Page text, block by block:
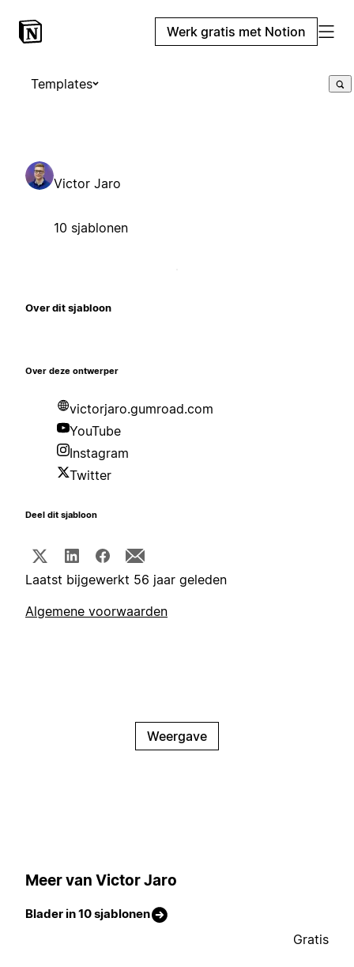
Werk gratis met Notion
Templates
Victor Jaro
10 sjablonen
Over dit sjabloon
Over deze ontwerper
victorjaro.gumroad.com
YouTube
Instagram
Twitter
Deel dit sjabloon
Laatst bijgewerkt 56 jaar geleden
Algemene voorwaarden
Weergave
Meer van Victor Jaro
Blader in 10 sjablonen
Gratis